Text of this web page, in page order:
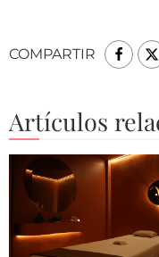
COMPARTIR
Artículos